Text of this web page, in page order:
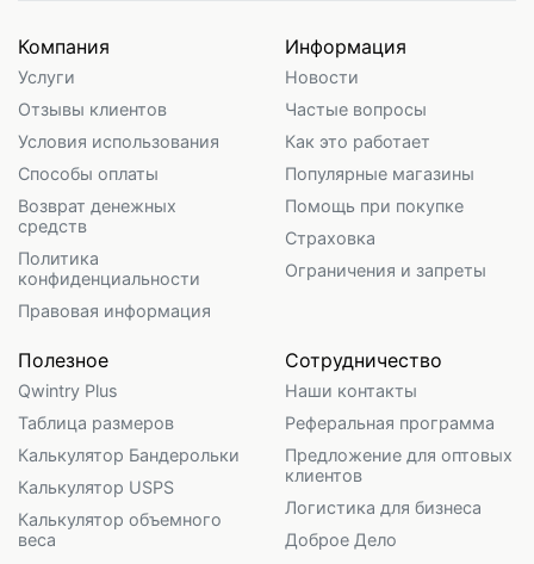
Компания
Услуги
Отзывы клиентов
Условия использования
Способы оплаты
Возврат денежных
средств
Политика
конфиденциальности
Правовая информация
Информация
Новости
Частые вопросы
Как это работает
Популярные магазины
Помощь при покупке
Страховка
Ограничения и запреты
Полезное
Qwintry Plus
Таблица размеров
Калькулятор Бандерольки
Калькулятор USPS
Калькулятор объемного
веса
Сотрудничество
Наши контакты
Реферальная программа
Предложение для оптовых
клиентов
Логистика для бизнеса
Доброе Дело